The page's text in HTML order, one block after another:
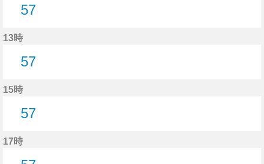
57
13時
57
15時
57
17時